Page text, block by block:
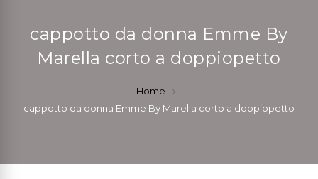
cappotto da donna Emme By
Marella corto a doppiopetto
Home
cappotto da donna Emme By Marella corto a doppiopetto